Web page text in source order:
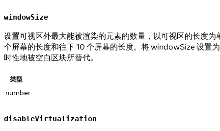
windowSize
设置可视区外最大能被渲染的元素的数量，以可视区的长度
个屏幕的长度和往下 10 个屏幕的长度。将 windowSize 设置
时性地被空白区块所替代。
类型
number
disableVirtualization